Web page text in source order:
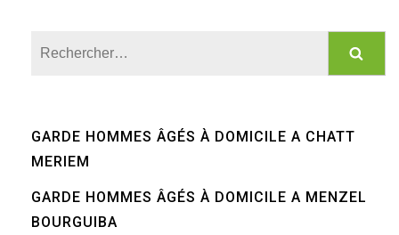
GARDE HOMMES ÂGÉS À DOMICILE A CHATT
MERIEM
GARDE HOMMES ÂGÉS À DOMICILE A MENZEL
BOURGUIBA